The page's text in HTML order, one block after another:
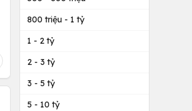
800 triệu - 1 tỷ
1 - 2 tỷ
2 - 3 tỷ
3 - 5 tỷ
5 - 10 tỷ